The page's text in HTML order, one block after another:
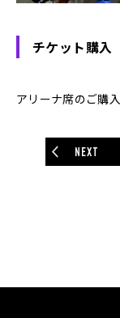
チケット購入
アリーナ席のご購
NEXT